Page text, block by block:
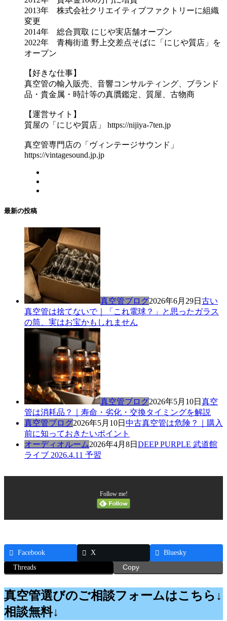
2013年 株式会社クリエイティブファクトリーに組織
変更
2014年 総合買取 にじや実店舗オープン
2022年 青梅街道 野上交差点そばに「にじや質店」を
オープン
【好きな仕事】
真空管の輸入販売、音響コンサルティング、ブランド
品・貴金属・時計等の真贋鑑定、質屋、古物商
【運営サイト】
質屋の「にじや質店」 https://nijiya-7ten.jp
真空管専門店の「ヴィンテージサウンド」
https://vintagesound.jp.jp
最新の投稿
真空管ブログ2026年6月29日 古い
真空管は捨てないで｜「これ電球？」と思ったガラス
の筒、実はお宝かもしれません
真空管ブログ2026年5月10日 真空
管は消耗品？｜寿命・劣化・交換タイミングを解説
真空管ブログ2026年5月10日 中古真空管は危険？｜購入
前に知っておきたいポイント
オーディオルーム2026年4月8日 DEEP PURPLE 武道館
ライブ 2026.4.11 予習
Follow me!
Facebook X
Bluesky
Threads
Copy
真空管選びのご相談フォームはこちら↓
相談無料↓